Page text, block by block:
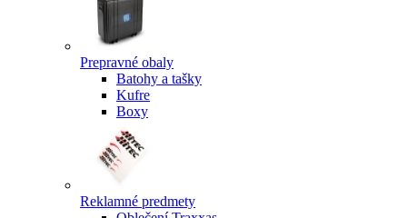
Prepravné obaly
Batohy a tašky
Kufre
Boxy
Reklamné predmety